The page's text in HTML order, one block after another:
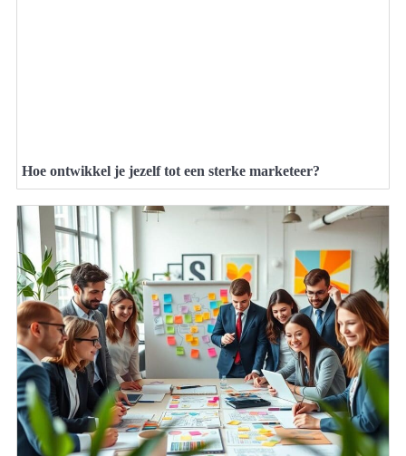
Hoe ontwikkel je jezelf tot een sterke marketeer?